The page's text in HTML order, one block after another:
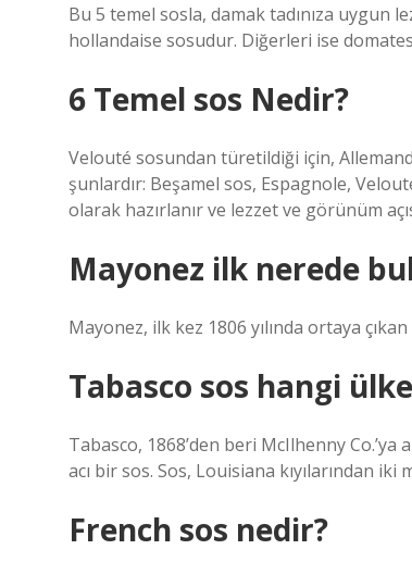
Bu 5 temel sosla, damak tadınıza uygun
hollandaise sosudur. Diğerleri ise
6 Temel sos Nedir?
Velouté sosundan türetildiği için,
şunlardır: Beşamel sos, Espagnole,
olarak hazırlanır ve lezzet ve görünüm
Mayonez ilk nerede
Mayonez, ilk kez 1806 yılında ortaya
Tabasco sos hangi
Tabasco, 1868’den beri McIlhenny
acı bir sos. Sos, Louisiana kıyılarından iki
French sos nedir?